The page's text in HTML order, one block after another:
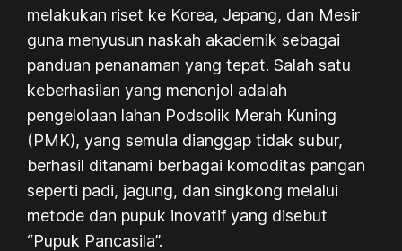
melakukan riset ke Korea, Jepang, dan Mesir
guna menyusun naskah akademik sebagai
panduan penanaman yang tepat. Salah satu
keberhasilan yang menonjol adalah
pengelolaan lahan Podsolik Merah Kuning
(PMK), yang semula dianggap tidak subur,
berhasil ditanami berbagai komoditas pangan
seperti padi, jagung, dan singkong melalui
metode dan pupuk inovatif yang disebut
“Pupuk Pancasila”.